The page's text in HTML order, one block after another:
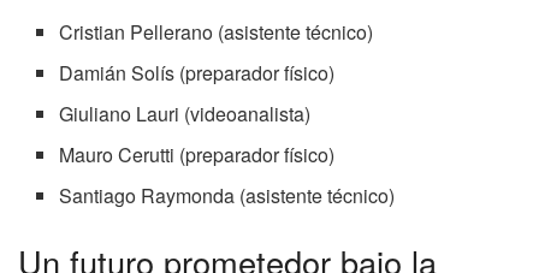
Cristian Pellerano (asistente técnico)
Damián Solís (preparador físico)
Giuliano Lauri (videoanalista)
Mauro Cerutti (preparador físico)
Santiago Raymonda (asistente técnico)
Un futuro prometedor bajo la